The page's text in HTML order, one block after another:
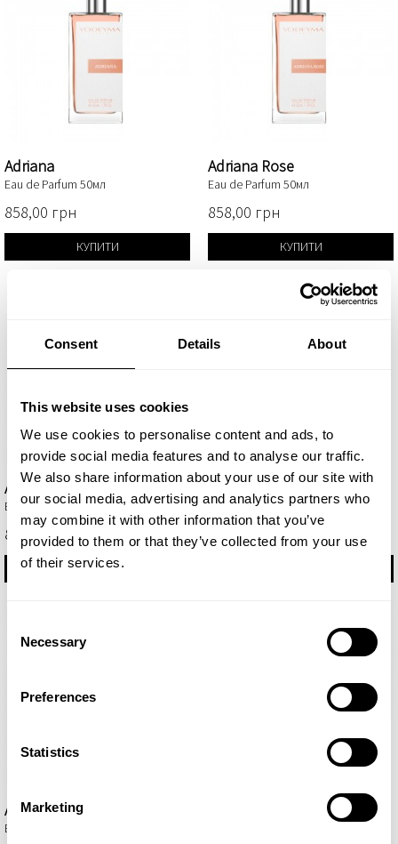
Consent Details About
This website uses cookies
We use cookies to personalise content and ads, to
provide social media features and to analyse our traffic.
We also share information about your use of our site with
our social media, advertising and analytics partners who
may combine it with other information that you’ve
provided to them or that they’ve collected from your use
of their services.
Selection
Necessary
Preferences
Statistics
Marketing
Adriana
Eau de Parfum 50мл
858,00 грн
КУПИТИ
Adriana Rose
Eau de Parfum 50мл
858,00 грн
КУПИТИ
Agua Fresca
Eau de Parfum 50мл
858,00 грн
КУПИТИ
Ambrax
Eau de Parfum 50мл
1 128,00 грн
Amira
Eau de Parfum 50мл